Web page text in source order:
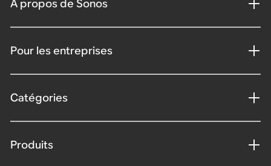
À propos de Sonos
Pour les entreprises
Catégories
Produits